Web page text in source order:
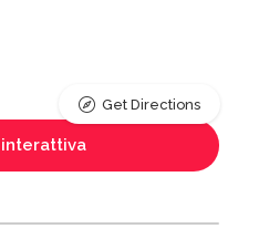
interattiva
Get Directions